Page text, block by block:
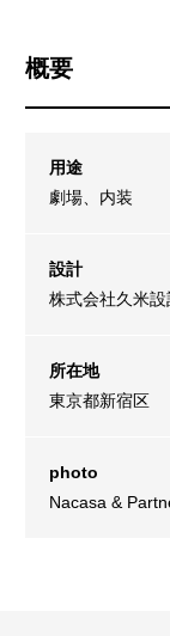
概要
用途
劇場、内装
設計
株式会社久米設
所在地
東京都新宿区
photo
Nacasa &